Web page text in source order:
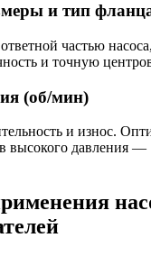
и тип
частью
и точную
(об/мин)
и износ.
высокого давления —